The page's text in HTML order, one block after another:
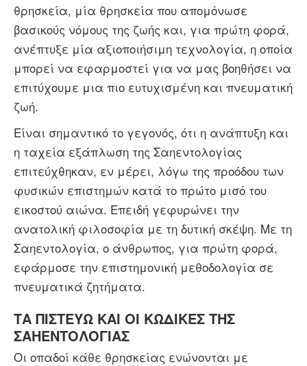
θρησκεία, μία θρησκεία που απομόνωσε
βασικούς νόμους της ζωής και, για πρώτη φορά,
ανέπτυξε μία αξιοποιήσιμη τεχνολογία, η οποία
μπορεί να εφαρμοστεί για να μας βοηθήσει να
επιτύχουμε μια πιο ευτυχισμένη και πνευματική
ζωή.
Είναι σημαντικό το γεγονός, ότι η ανάπτυξη και
η ταχεία εξάπλωση της Σαηεντολογίας
επιτεύχθηκαν, εν μέρει, λόγω της προόδου των
φυσικών επιστημών κατά το πρώτο μισό του
εικοστού αιώνα. Επειδή γεφυρώνει την
ανατολική φιλοσοφία με τη δυτική σκέψη. Με τη
Σαηεντολογία, ο άνθρωπος, για πρώτη φορά,
εφάρμοσε την επιστημονική μεθοδολογία σε
πνευματικά ζητήματα.
ΤΑ ΠΙΣΤΕΎΩ ΚΑΙ ΟΙ ΚΏΔΙΚΕΣ ΤΗΣ
ΣΑΗΕΝΤΟΛΟΓΊΑΣ
Οι οπαδοί κάθε θρησκείας ενώνονται με